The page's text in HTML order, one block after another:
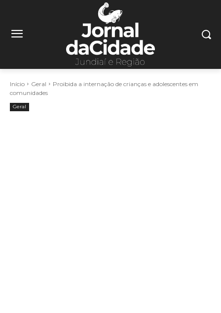
Início Geral
Proibida a internação de crianças e adolescentes em
comunidades
Geral